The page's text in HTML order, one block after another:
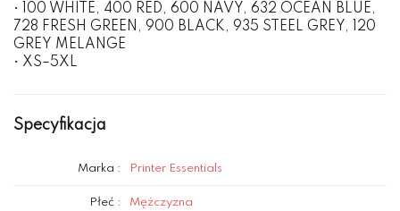
• 100 WHITE, 400 RED, 600 NAVY, 632 OCEAN BLUE,
728 FRESH GREEN, 900 BLACK, 935 STEEL GREY, 120
GREY MELANGE
• XS–5XL
Specyfikacja
Marka : Printer Essentials
Płeć : Mężczyzna